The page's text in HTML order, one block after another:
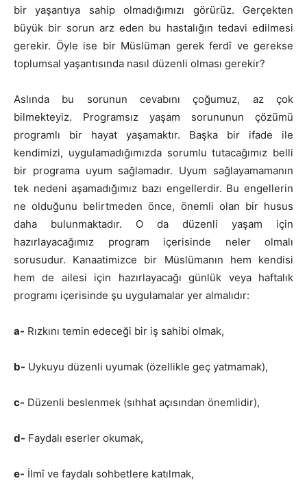
bir yaşantıya sahip olmadığımızı görürüz. Gerçekten
büyük bir sorun arz eden bu hastalığın tedavi edilmesi
gerekir. Öyle ise bir Müslüman gerek ferdî ve gerekse
toplumsal yaşantısında nasıl düzenli olması gerekir?
Aslında bu sorunun cevabını çoğumuz, az çok
bilmekteyiz. Programsız yaşam sorununun çözümü
programlı bir hayat yaşamaktır. Başka bir ifade ile
kendimizi, uygulamadığımızda sorumlu tutacağımız belli
bir programa uyum sağlamadır. Uyum sağlayamamanın
tek nedeni aşamadığımız bazı engellerdir. Bu engellerin
ne olduğunu belirtmeden önce, önemli olan bir husus
daha bulunmaktadır. O da düzenli yaşam için
hazırlayacağımız program içerisinde neler olmalı
sorusudur. Kanaatimizce bir Müslümanın hem kendisi
hem de ailesi için hazırlayacağı günlük veya haftalık
programı içerisinde şu uygulamalar yer almalıdır:
a- Rızkını temin edeceği bir iş sahibi olmak,
b- Uykuyu düzenli uyumak (özellikle geç yatmamak),
c- Düzenli beslenmek (sıhhat açısından önemlidir),
d- Faydalı eserler okumak,
e- İlmî ve faydalı sohbetlere katılmak,